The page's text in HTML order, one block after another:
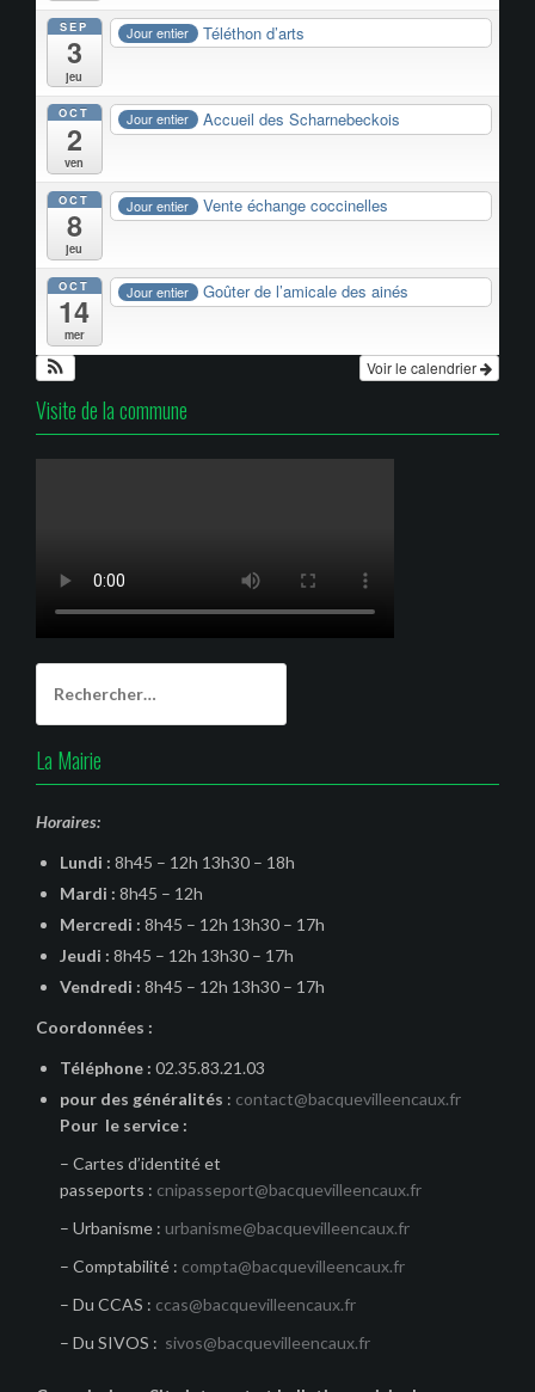
SEP
3
jeu
Jour entier Téléthon d’arts
OCT
2
ven
Jour entier Accueil des Scharnebeckois
OCT
8
jeu
Jour entier Vente échange coccinelles
OCT
14
mer
Jour entier Goûter de l’amicale des ainés
Voir le calendrier
Visite de la commune
La Mairie
Horaires:
Lundi : 8h45 – 12h 13h30 – 18h
Mardi : 8h45 – 12h
Mercredi : 8h45 – 12h 13h30 – 17h
Jeudi : 8h45 – 12h 13h30 – 17h
Vendredi : 8h45 – 12h 13h30 – 17h
Coordonnées :
Téléphone : 02.35.83.21.03
pour des généralités : contact@bacquevilleencaux.fr
Pour le service :
– Cartes d’identité et
passeports : cnipasseport@bacquevilleencaux.fr
– Urbanisme : urbanisme@bacquevilleencaux.fr
– Comptabilité : compta@bacquevilleencaux.fr
– Du CCAS : ccas@bacquevilleencaux.fr
– Du SIVOS : sivos@bacquevilleencaux.fr